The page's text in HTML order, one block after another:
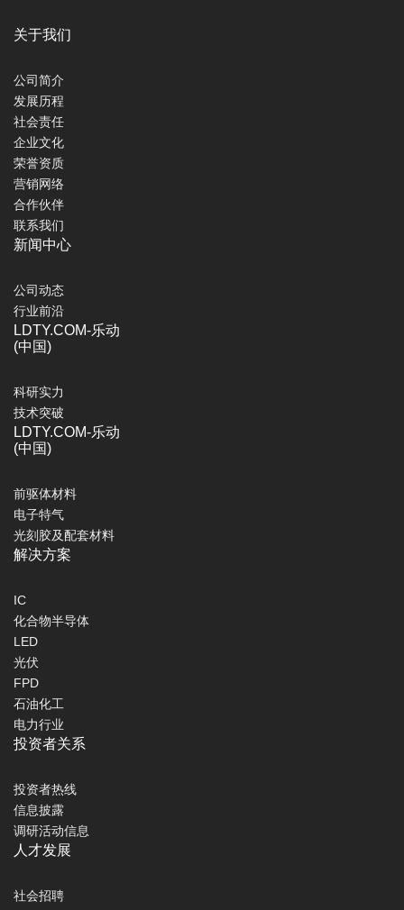
关于我们
公司简介
发展历程
社会责任
企业文化
荣誉资质
营销网络
合作伙伴
联系我们
新闻中心
公司动态
行业前沿
LDTY.COM-乐动
(中国)
科研实力
技术突破
LDTY.COM-乐动
(中国)
前驱体材料
电子特气
光刻胶及配套材料
解决方案
IC
化合物半导体
LED
光伏
FPD
石油化工
电力行业
投资者关系
投资者热线
信息披露
调研活动信息
人才发展
社会招聘